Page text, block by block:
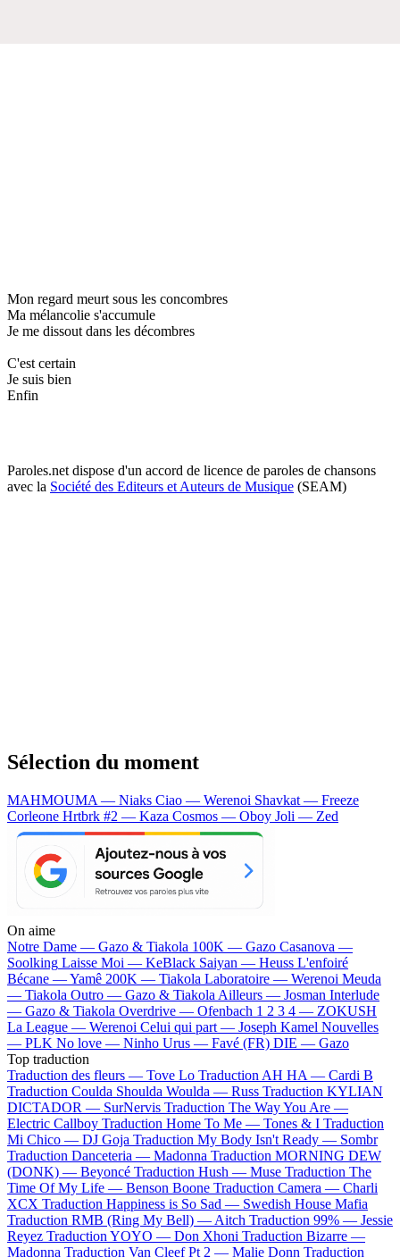
Mon regard meurt sous les concombres
Ma mélancolie s'accumule
Je me dissout dans les décombres
C'est certain
Je suis bien
Enfin
Paroles.net dispose d'un accord de licence de paroles de chansons
avec la Société des Editeurs et Auteurs de Musique (SEAM)
Sélection du moment
MAHMOUMA — Niaks Ciao — Werenoi Shavkat — Freeze
Corleone Hrtbrk #2 — Kaza Cosmos — Oboy Joli — Zed
On aime
Notre Dame — Gazo & Tiakola 100K — Gazo Casanova —
Soolking Laisse Moi — KeBlack Saiyan — Heuss L'enfoiré
Bécane —Yamê 200K — Tiakola Laboratoire — Werenoi Meuda
— Tiakola Outro — Gazo & Tiakola Ailleurs — Josman Interlude
— Gazo & Tiakola Overdrive — Ofenbach 1 2 3 4 — ZOKUSH
La League — Werenoi Celui qui part — Joseph Kamel Nouvelles
— PLK No love — Ninho Urus — Favé (FR) DIE — Gazo
Top traduction
Traduction des fleurs — Tove Lo Traduction AH HA — Cardi B
Traduction Coulda Shoulda Woulda — Russ Traduction KYLIAN
DICTADOR — SurNervis Traduction The Way You Are —
Electric Callboy Traduction Home To Me — Tones & I Traduction
Mi Chico — DJ Goja Traduction My Body Isn't Ready — Sombr
Traduction Danceteria — Madonna Traduction MORNING DEW
(DONK) — Beyoncé Traduction Hush — Muse Traduction The
Time Of My Life — Benson Boone Traduction Camera — Charli
XCX Traduction Happiness is So Sad — Swedish House Mafia
Traduction RMB (Ring My Bell) — Aitch Traduction 99% — Jessie
Reyez Traduction YOYO — Don Xhoni Traduction Bizarre —
Madonna Traduction Van Cleef Pt 2 — Malie Donn Traduction